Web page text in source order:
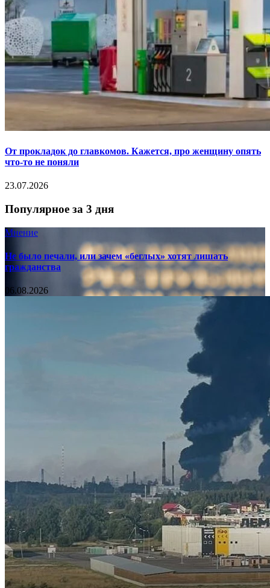
От прокладок до главкомов. Кажется, про женщину опять
что-то не поняли
23.07.2026
Популярное за 3 дня
Мнение
Не было печали, или зачем «беглых» хотят лишать
гражданства
06.08.2026